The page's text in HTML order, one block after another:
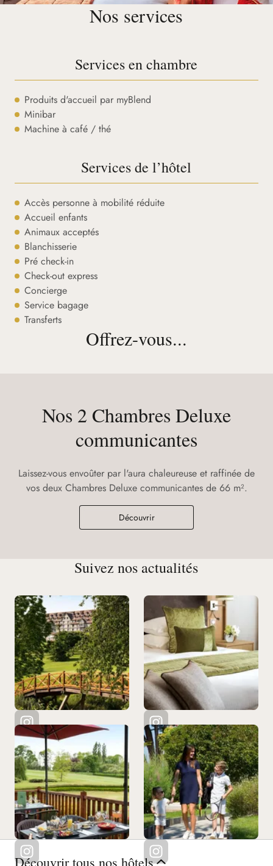
Nos services
Services en chambre
Produits d'accueil par myBlend
Minibar
Machine à café / thé
Services de l’hôtel
Accès personne à mobilité réduite
Accueil enfants
Animaux acceptés
Blanchisserie
Pré check-in
Check-out express
Concierge
Service bagage
Transferts
Offrez-vous...
Nos 2 Chambres Deluxe
communicantes
Laissez-vous envoûter par l'aura chaleureuse et raffinée de
vos deux Chambres Deluxe communicantes de 66 m².
Découvrir
Suivez nos actualités
Découvrir tous nos hôtels